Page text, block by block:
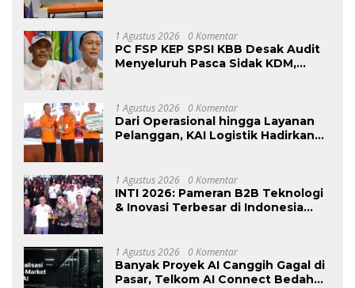
1 Agustus 2026 0 Komentar
PC FSP KEP SPSI KBB Desak Audit
Menyeluruh Pasca Sidak KDM,
Ketenagakerjaan”
1 Agustus 2026 0 Komentar
Dari Operasional hingga Layanan
Pelanggan, KAI Logistik Hadirkan
1 Agustus 2026 0 Komentar
INTI 2026: Pameran B2B Teknologi
& Inovasi Terbesar di Indonesia
1 Agustus 2026 0 Komentar
Banyak Proyek AI Canggih Gagal di
Pasar, Telkom AI Connect Bedah